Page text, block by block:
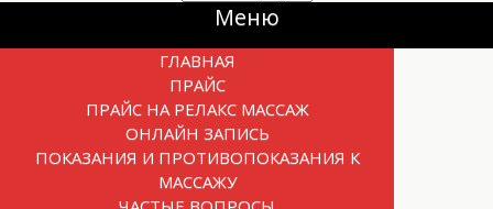
Прокрутка
Меню
ГЛАВНАЯ
ПРАЙС
ПРАЙС НА РЕЛАКС МАССАЖ
ОНЛАЙН ЗАПИСЬ
ПОКАЗАНИЯ И ПРОТИВОПОКАЗАНИЯ К
МАССАЖУ